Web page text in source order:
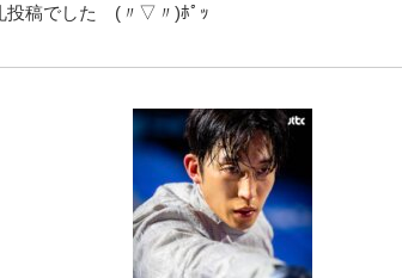
投稿でした (〃▽〃)ﾎﾟｯ